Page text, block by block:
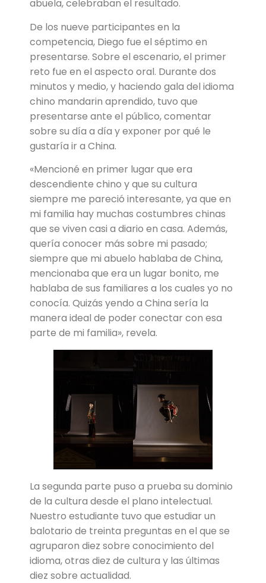
abuela, celebraban el resultado.
De los nueve participantes en la
competencia, Diego fue el séptimo en
presentarse. Sobre el escenario, el primer
reto fue en el aspecto oral. Durante dos
minutos y medio, y haciendo gala del idioma
chino mandarin aprendido, tuvo que
presentarse ante el público, comentar
sobre su día a día y exponer por qué le
gustaría ir a China.
«Mencioné en primer lugar que era
descendiente chino y que su cultura
siempre me pareció interesante, ya que en
mi familia hay muchas costumbres chinas
que se viven casi a diario en casa. Además,
quería conocer más sobre mi pasado;
siempre que mi abuelo hablaba de China,
mencionaba que era un lugar bonito, me
hablaba de sus familiares a los cuales yo no
conocía. Quizás yendo a China sería la
manera ideal de poder conectar con esa
parte de mi familia», revela.
La segunda parte puso a prueba su dominio
de la cultura desde el plano intelectual.
Nuestro estudiante tuvo que estudiar un
balotario de treinta preguntas en el que se
agruparon diez sobre conocimiento del
idioma, otras diez de cultura y las últimas
diez sobre actualidad.